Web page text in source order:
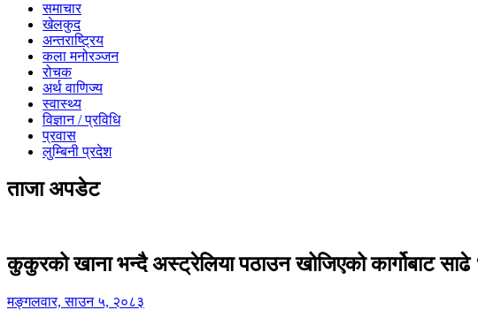
समाचार
खेलकुद
अन्तराष्ट्रिय
कला मनोरञ्जन
रोचक
अर्थ वाणिज्य
स्वास्थ्य
विज्ञान / प्रविधि
प्रवास
लुम्बिनी प्रदेश
ताजा अपडेट
कुकुरको खाना भन्दै अस्ट्रेलिया पठाउन खोजिएको कार्गोबाट
मङ्गलवार, साउन ५, २०८३